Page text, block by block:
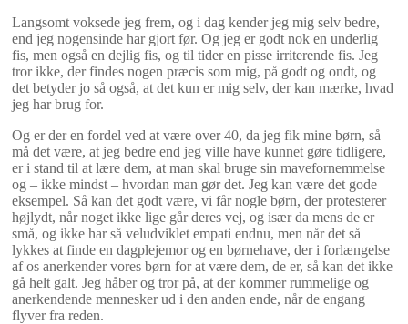
Langsomt voksede jeg frem, og i dag kender jeg mig selv bedre,
end jeg nogensinde har gjort før. Og jeg er godt nok en underlig
fis, men også en dejlig fis, og til tider en pisse irriterende fis. Jeg
tror ikke, der findes nogen præcis som mig, på godt og ondt, og
det betyder jo så også, at det kun er mig selv, der kan mærke, hvad
jeg har brug for.
Og er der en fordel ved at være over 40, da jeg fik mine børn, så
må det være, at jeg bedre end jeg ville have kunnet gøre tidligere,
er i stand til at lære dem, at man skal bruge sin mavefornemmelse
og – ikke mindst – hvordan man gør det. Jeg kan være det gode
eksempel. Så kan det godt være, vi får nogle børn, der protesterer
højlydt, når noget ikke lige går deres vej, og især da mens de er
små, og ikke har så veludviklet empati endnu, men når det så
lykkes at finde en dagplejemor og en børnehave, der i forlængelse
af os anerkender vores børn for at være dem, de er, så kan det ikke
gå helt galt. Jeg håber og tror på, at der kommer rummelige og
anerkendende mennesker ud i den anden ende, når de engang
flyver fra reden.